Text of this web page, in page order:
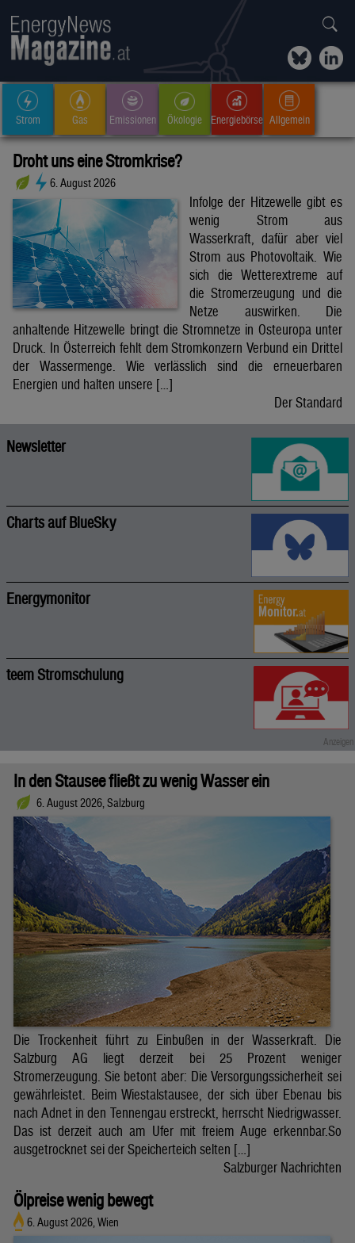
Strom Gas Emissionen Ökologie Energiebörse Allgemein
Droht uns eine Stromkrise?
6. August 2026
Infolge der Hitzewelle gibt es
wenig Strom aus
Wasserkraft, dafür aber viel
Strom aus Photovoltaik. Wie
sich die Wetterextreme auf
die Stromerzeugung und die
Netze auswirken. Die
anhaltende Hitzewelle bringt die Stromnetze in Osteuropa unter
Druck. In Österreich fehlt dem Stromkonzern Verbund ein Drittel
der Wassermenge. Wie verlässlich sind die erneuerbaren
Energien und halten unsere […]
Der Standard
Newsletter
Charts auf BlueSky
Energymonitor
teem Stromschulung
In den Stausee fließt zu wenig Wasser ein
6. August 2026, Salzburg
Die Trockenheit führt zu Einbußen in der Wasserkraft. Die
Salzburg AG liegt derzeit bei 25 Prozent weniger
Stromerzeugung. Sie betont aber: Die Versorgungssicherheit sei
gewährleistet. Beim Wiestalstausee, der sich über Ebenau bis
nach Adnet in den Tennengau erstreckt, herrscht Niedrigwasser.
Das ist derzeit auch am Ufer mit freiem Auge erkennbar.So
ausgetrocknet sei der Speicherteich selten […]
Salzburger Nachrichten
Ölpreise wenig bewegt
6. August 2026, Wien